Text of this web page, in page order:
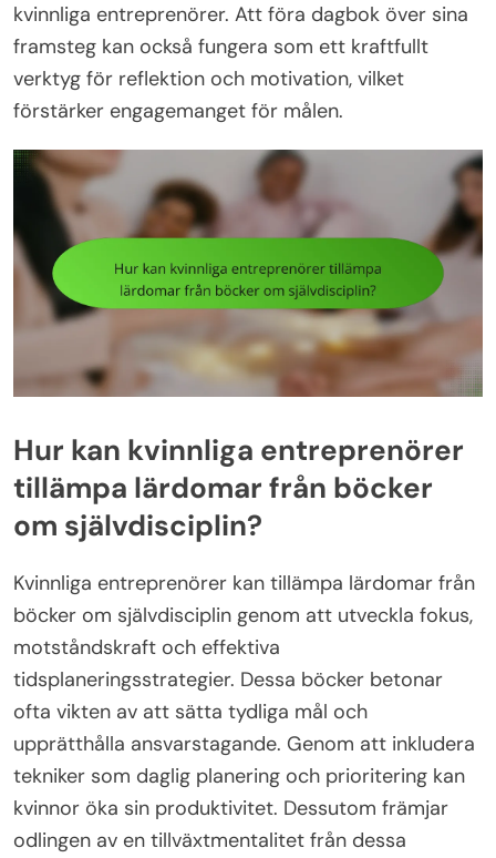
kvinnliga entreprenörer. Att föra dagbok över sina
framsteg kan också fungera som ett kraftfullt
verktyg för reflektion och motivation, vilket
förstärker engagemanget för målen.
Hur kan kvinnliga entreprenörer
tillämpa lärdomar från böcker
om självdisciplin?
Kvinnliga entreprenörer kan tillämpa lärdomar från
böcker om självdisciplin genom att utveckla fokus,
motståndskraft och effektiva
tidsplaneringsstrategier. Dessa böcker betonar
ofta vikten av att sätta tydliga mål och
upprätthålla ansvarstagande. Genom att inkludera
tekniker som daglig planering och prioritering kan
kvinnor öka sin produktivitet. Dessutom främjar
odlingen av en tillväxtmentalitet från dessa